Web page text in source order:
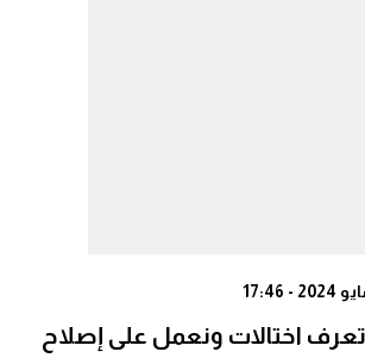
تعرف اختالات ونعمل على إصلاح